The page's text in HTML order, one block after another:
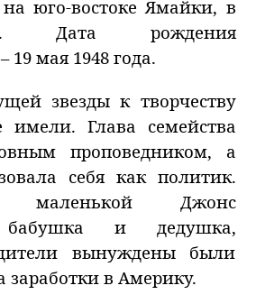
юго-востоке Ямайки, в
Дата рождения
19 мая 1948 года.
звезды к творчеству
имели. Глава семейства
проповедником, а
себя как политик.
маленькой Джонс
бабушка и дедушка,
вынуждены были
заработки в Америку.